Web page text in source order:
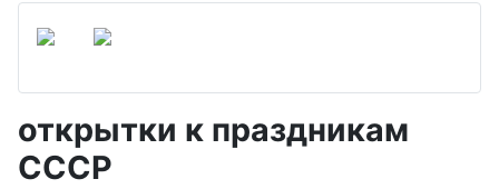
открытки к праздникам
СССР